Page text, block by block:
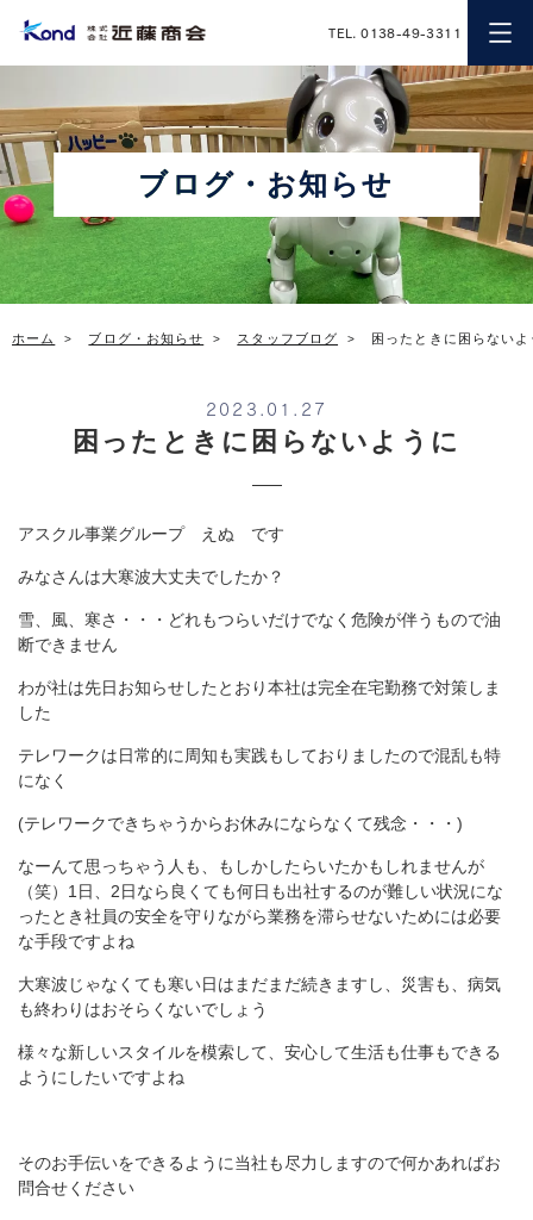
近藤商会
TEL. 0138-49-3311
ブログ・お知らせ
ホーム ブログ・お知らせ スタッフブログ 困ったときに困らないよ
2023.01.27
困ったときに困らないように
アスクル事業グループ えぬ です
みなさんは大寒波大丈夫でしたか？
雪、風、寒さ・・・どれもつらいだけでなく危険が伴うもので油
断できません
わが社は先日お知らせしたとおり本社は完全在宅勤務で対策しま
した
テレワークは日常的に周知も実践もしておりましたので混乱も特
になく
(テレワークできちゃうからお休みにならなくて残念・・・)
なーんて思っちゃう人も、もしかしたらいたかもしれませんが
（笑）1日、2日なら良くても何日も出社するのが難しい状況にな
ったとき社員の安全を守りながら業務を滞らせないためには必要
な手段ですよね
大寒波じゃなくても寒い日はまだまだ続きますし、災害も、病気
も終わりはおそらくないでしょう
様々な新しいスタイルを模索して、安心して生活も仕事もできる
ようにしたいですよね
そのお手伝いをできるように当社も尽力しますので何かあればお
問合せください